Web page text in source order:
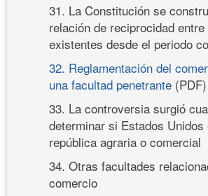
31. La Constitución se
relación de reciprocidad
existentes desde el periodo
32. Reglamentación del
una facultad penetrante (PDF)
33. La controversia surgió
determinar si Estados Unidos
república agraria o comercial
34. Otras facultades
comercio